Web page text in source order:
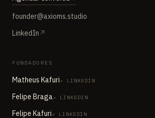
founder@axioms.studio
LinkedIn ↗
FUNDADORES
Matheus Kafuri↗ LINKEDIN
Felipe Braga↗ LINKEDIN
Felipe Kafuri↗ LINKEDIN